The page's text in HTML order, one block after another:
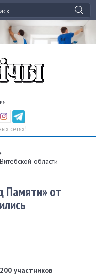
сетях!
области
Памяти» от
участников